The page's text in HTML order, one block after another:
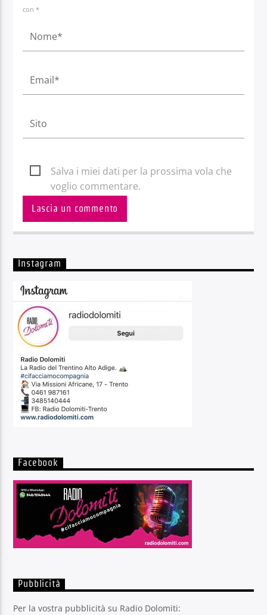
con *
Salva i miei dati per la prossima vola che
voglio commentare.
Instagram
Facebook
Pubblicità
Per la vostra pubblicità su Radio Dolomiti: